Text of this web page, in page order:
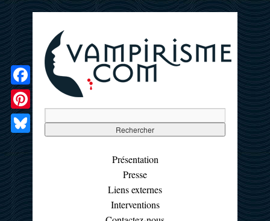
Présentation
Presse
Liens externes
Interventions
Facebook
Pinterest
Bluesky